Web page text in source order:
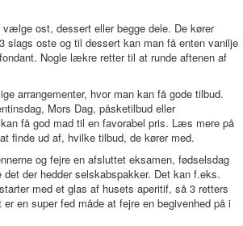
ost, dessert eller begge dele. De kører
slags oste og til dessert kan man få enten vanilje
Nogle lækre retter til at runde aftenen af
arrangementer, hvor man kan få gode tilbud.
Mors Dag, påsketilbud eller
få god mad til en favorabel pris. Læs mere på
finde ud af, hvilke tilbud, de kører med.
og fejre en afsluttet eksamen, fødselsdag
der hedder selskabspakker. Det kan f.eks.
med et glas af husets aperitif, så 3 retters
en super fed måde at fejre en begivenhed på i